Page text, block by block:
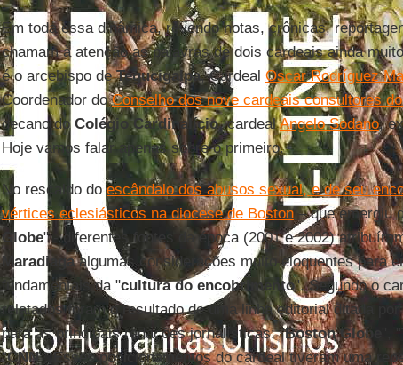
Em toda essa dinâmica, revendo notas, crônicas,
chamam à atenção as palavras de dois cardeais ainda
é o arcebispo deTegucigalpa, Cardeal Oscar Rodríguez
Coordenador do Conselho dos nove cardeaisconsultores
decano do Colégio Cardinalício, cardealAngelo Sodano,
Hoje vamos falar apenas sobre o primeiro.
No rescaldo doescândalo dos abusos sexual, e de seu
vértices eclesiásticos na diocese de Boston– que emergiu
Globe" - diferentes fontes da época (2001 e 2002)
Maradiagaalgumas considerações muito eloquentes para
fundamentais da "cultura do encobrimento". Segundo o
relatados foram o resultado de uma linha editorial ditada
para as principais redações jornalísticas: "Boston Globe
“CNN". Esses posicionamentos do cardeal tiveram uma